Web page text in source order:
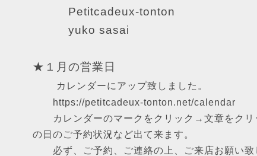
Petitcadeux-tonton
yuko sasai
★１月の営業日
カレンダーにアップ致しました。
https://petitcadeux-tonton.net/calendar
カレンダーのマークをクリック→文章をクリ
の日のご予約状況など出て来ます。
必ず、ご予約、ご連絡の上、ご来店お願い致